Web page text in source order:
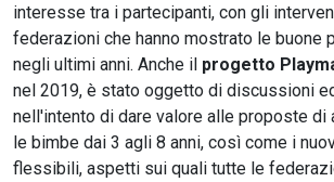
interesse tra i partecipanti, con gli
federazioni che hanno mostrato le buone
negli ultimi anni. Anche il progetto
nel 2019, è stato oggetto di discussioni
nell'intento di dare valore alle proposte di
le bimbe dai 3 agli 8 anni, così come i
flessibili, aspetti sui quali tutte le